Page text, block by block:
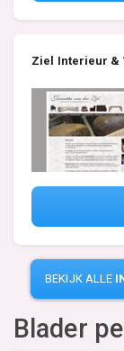
Ziel Interieur &
BEKIJK ALLE
Blader